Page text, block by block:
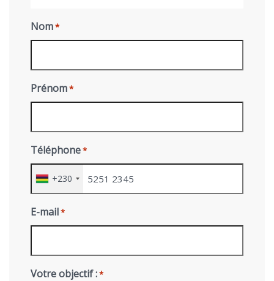
Nom*
Prénom*
Téléphone*
+230
E-mail*
Votre objectif :*